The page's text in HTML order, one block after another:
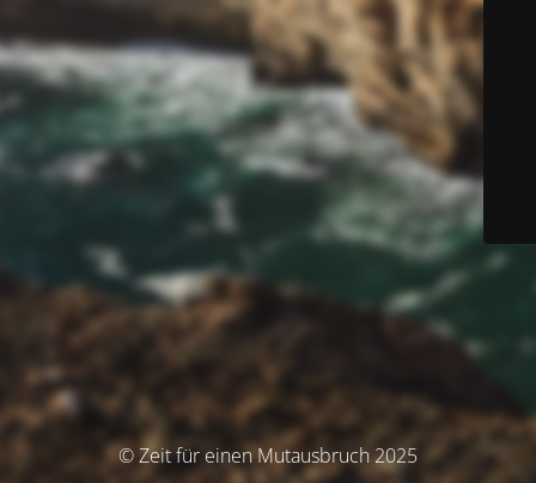
© Zeit für einen Mutausbruch 2025